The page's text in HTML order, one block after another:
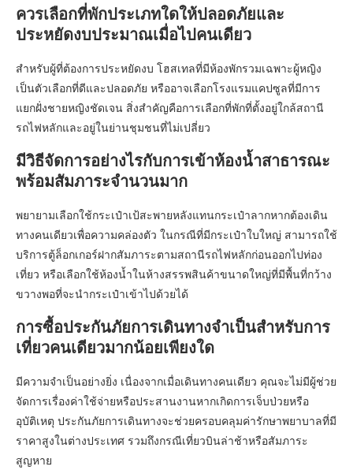
ควรเลือกที่พักประเภทใดให้ปลอดภัยและ
ประหยัดงบประมาณเมื่อไปคนเดียว
สำหรับผู้ที่ต้องการประหยัดงบ โฮสเทลที่มีห้องพักรวมเฉพาะผู้หญิง
เป็นตัวเลือกที่ดีและปลอดภัย หรืออาจเลือกโรงแรมแคปซูลที่มีการ
แยกฝั่งชายหญิงชัดเจน สิ่งสำคัญคือการเลือกที่พักที่ตั้งอยู่ใกล้สถานี
รถไฟหลักและอยู่ในย่านชุมชนที่ไม่เปลี่ยว
มีวิธีจัดการอย่างไรกับการเข้าห้องน้ำสาธารณะ
พร้อมสัมภาระจำนวนมาก
พยายามเลือกใช้กระเป๋าเป้สะพายหลังแทนกระเป๋าลากหากต้องเดิน
ทางคนเดียวเพื่อความคล่องตัว ในกรณีที่มีกระเป๋าใบใหญ่ สามารถใช้
บริการตู้ล็อกเกอร์ฝากสัมภาระตามสถานีรถไฟหลักก่อนออกไปท่อง
เที่ยว หรือเลือกใช้ห้องน้ำในห้างสรรพสินค้าขนาดใหญ่ที่มีพื้นที่กว้าง
ขวางพอที่จะนำกระเป๋าเข้าไปด้วยได้
การซื้อประกันภัยการเดินทางจำเป็นสำหรับการ
เที่ยวคนเดียวมากน้อยเพียงใด
มีความจำเป็นอย่างยิ่ง เนื่องจากเมื่อเดินทางคนเดียว คุณจะไม่มีผู้ช่วย
จัดการเรื่องค่าใช้จ่ายหรือประสานงานหากเกิดการเจ็บป่วยหรือ
อุบัติเหตุ ประกันภัยการเดินทางจะช่วยครอบคลุมค่ารักษาพยาบาลที่มี
ราคาสูงในต่างประเทศ รวมถึงกรณีเที่ยวบินล่าช้าหรือสัมภาระ
สูญหาย